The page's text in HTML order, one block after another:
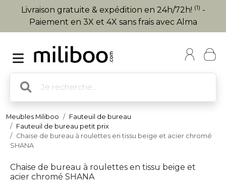
Livraison gratuite & expédition en 24h/72h! (1) -
Paiement en 3X et 4X sans frais avec Alma
Meubles Miliboo
Fauteuil de bureau
Fauteuil de bureau petit prix
Chaise de bureau à roulettes en tissu beige et acier chromé
SHANA
Chaise de bureau à roulettes en tissu beige et
acier chromé SHANA